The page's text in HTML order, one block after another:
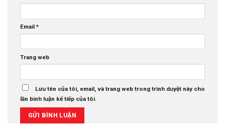
Email *
Trang web
Lưu tên của tôi, email, và trang web trong trình duyệt này cho
lần bình luận kế tiếp của tôi.